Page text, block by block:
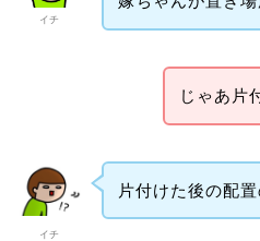
イチ
じゃあ片
イチ
片付けた後の配置